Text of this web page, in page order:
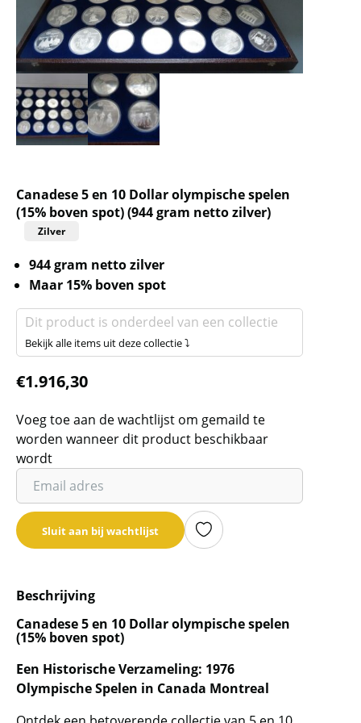
Canadese 5 en 10 Dollar olympische spelen
(15% boven spot) (944 gram netto zilver)
Zilver
944 gram netto zilver
Maar 15% boven spot
Dit product is onderdeel van een collectie
Bekijk alle items uit deze collectie ⤵
€1.916,30
Voeg toe aan de wachtlijst om gemaild te
worden wanneer dit product beschikbaar
wordt
Vul
je
email
adres
de
wachtlijst
voor
product
toe
te
Sluit aan bij wachtlijst
Beschrijving
Canadese 5 en 10 Dollar olympische spelen
(15% boven spot)
Een Historische Verzameling: 1976
Olympische Spelen in Canada Montreal